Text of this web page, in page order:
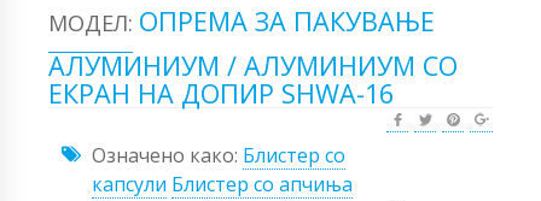
МОДЕЛ: ОПРЕМА ЗА ПАКУВАЊЕ
АЛУМИНИУМ / АЛУМИНИУМ СО
ЕКРАН НА ДОПИР SHWA-16
Означено како: Блистер со
капсули Блистер со апчиња